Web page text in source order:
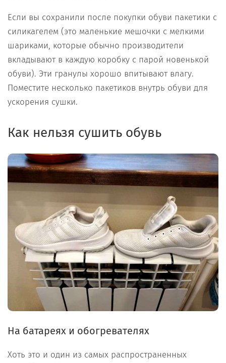
Если вы сохранили после покупки обуви пакетики с
силикагелем (это маленькие мешочки с мелкими
шариками, которые обычно производители
вкладывают в каждую коробку с парой новенькой
обуви). Эти гранулы хорошо впитывают влагу.
Поместите несколько пакетиков внутрь обуви для
ускорения сушки.
Как нельзя сушить обувь
На батареях и обогревателях
Хоть это и один из самых распространенных